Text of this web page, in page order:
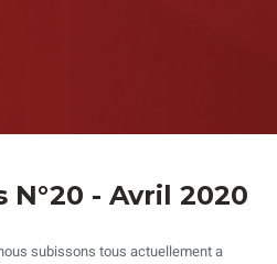
N°20 - Avril 2020
subissons tous actuellement a